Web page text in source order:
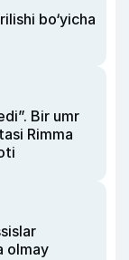
bo‘yicha
Bir umr
Rimma
olmay